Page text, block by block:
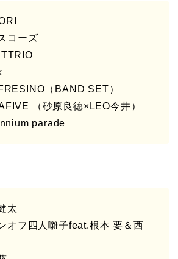
コーズ
（BAND SET）
（砂原良徳×LEO今井）
parade
太
フ四人囃子feat.根本 要＆西